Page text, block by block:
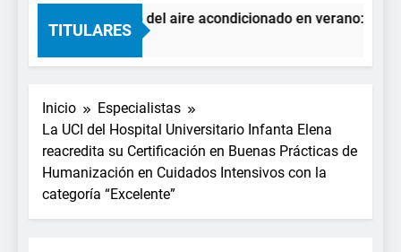
TITULARES
El impacto del aire acondicionado en verano:
4 Días Atrás
Inicio
Especialistas
La UCI del Hospital Universitario Infanta Elena
reacredita su Certificación en Buenas Prácticas de
Humanización en Cuidados Intensivos con la
categoría “Excelente”